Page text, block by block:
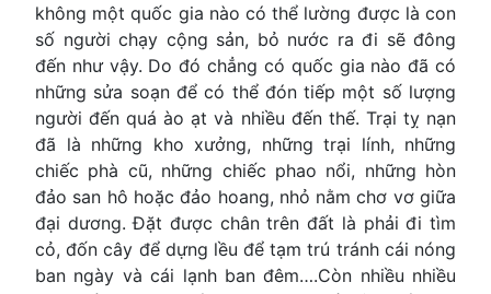
không một quốc gia nào có thể lường được là con
số người chạy cộng sản, bỏ nước ra đi sẽ đông
đến như vậy. Do đó chẳng có quốc gia nào đã có
những sửa soạn để có thể đón tiếp một số lượng
người đến quá ào ạt và nhiều đến thế. Trại tỵ nạn
đã là những kho xưởng, những trại lính, những
chiếc phà cũ, những chiếc phao nổi, những hòn
đảo san hô hoặc đảo hoang, nhỏ nằm chơ vơ giữa
đại dương. Ðặt được chân trên đất là phải đi tìm
cỏ, đốn cây để dựng lều để tạm trú tránh cái nóng
ban ngày và cái lạnh ban đêm….Còn nhiều nhiều